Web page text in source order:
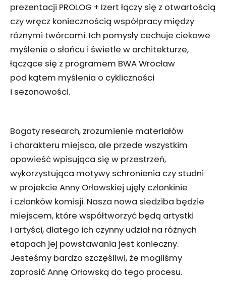
prezentacji PROLOG + Izert łączy się z otwartością
czy wręcz koniecznością współpracy między
różnymi twórcami. Ich pomysły cechuje ciekawe
myślenie o słońcu i świetle w architekturze,
łączące się z programem BWA Wrocław
pod kątem myślenia o cykliczności
i sezonowości.
Bogaty research, zrozumienie materiałów
i charakteru miejsca, ale przede wszystkim
opowieść wpisująca się w przestrzeń,
wykorzystująca motywy schronienia czy studni
w projekcie Anny Orłowskiej ujęły członkinie
i członków komisji. Nasza nowa siedziba będzie
miejscem, które współtworzyć będą artystki
i artyści, dlatego ich czynny udział na różnych
etapach jej powstawania jest konieczny.
Jesteśmy bardzo szczęśliwi, że mogliśmy
zaprosić Annę Orłowską do tego procesu.